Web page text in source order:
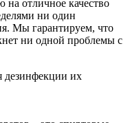
на отличное качество
ни один
Мы гарантируем, что
ни одной проблемы с
дезинфекции их